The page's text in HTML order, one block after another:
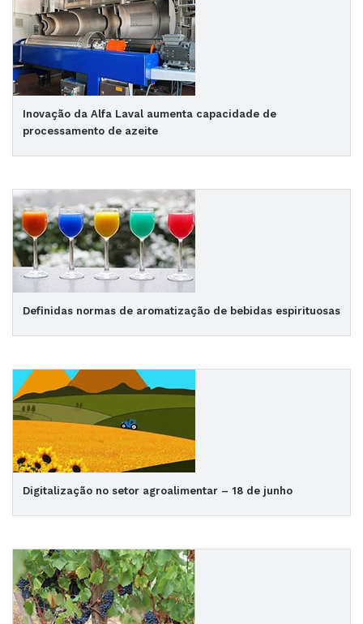
Inovação da Alfa Laval aumenta capacidade de
processamento de azeite
Definidas normas de aromatização de bebidas espirituosas
Digitalização no setor agroalimentar – 18 de junho